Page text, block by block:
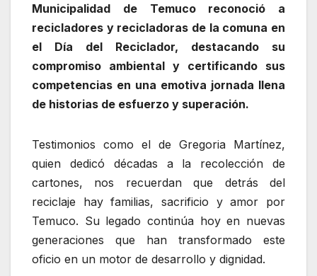
Municipalidad de Temuco reconoció a
recicladores y recicladoras de la comuna en
el Día del Reciclador, destacando su
compromiso ambiental y certificando sus
competencias en una emotiva jornada llena
de historias de esfuerzo y superación.
Testimonios como el de Gregoria Martínez,
quien dedicó décadas a la recolección de
cartones, nos recuerdan que detrás del
reciclaje hay familias, sacrificio y amor por
Temuco. Su legado continúa hoy en nuevas
generaciones que han transformado este
oficio en un motor de desarrollo y dignidad.